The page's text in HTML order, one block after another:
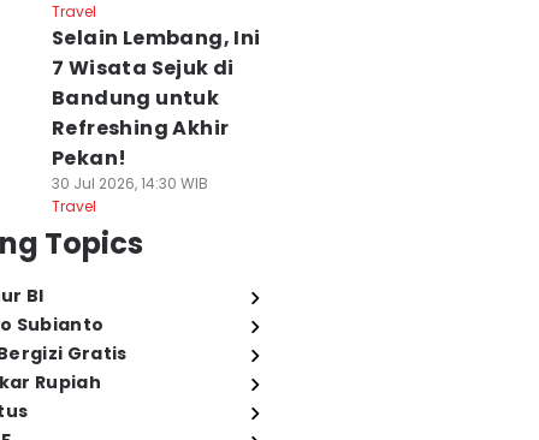
Travel
Selain Lembang, Ini
7 Wisata Sejuk di
Bandung untuk
Refreshing Akhir
Pekan!
30 Jul 2026, 14:30 WIB
Travel
Topics
BI
Subianto
Gratis
Rupiah